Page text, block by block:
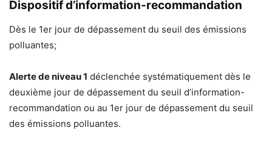
Dispositif d’information-recommandation
Dès le 1er jour de dépassement du seuil des émissions
polluantes;
Alerte de niveau 1 déclenchée systématiquement dès le
deuxième jour de dépassement du seuil d’information-
recommandation ou au 1er jour de dépassement du seuil
des émissions polluantes.